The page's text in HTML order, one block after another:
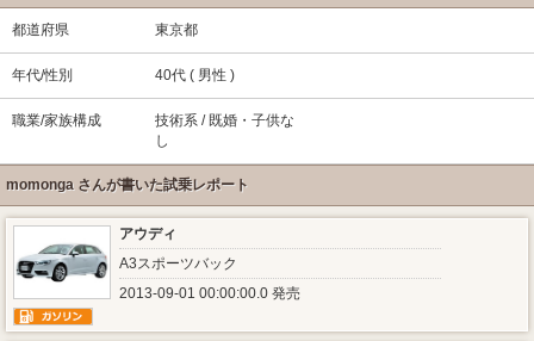
都道府県 東京都
年代/性別 40代 ( 男性 )
職業/家族構成
技術系 / 既婚・子供な
し
momonga さんが書いた試乗レポート
アウディ
A3スポーツバック
2013-09-01 00:00:00.0 発売